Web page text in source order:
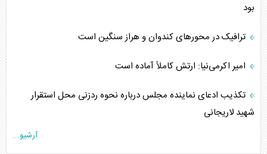
بود
ترافیک در محورهای کندوان و هراز سنگین است
امیر اکرمی‌نیا: ارتش کاملاً آماده است
تکذیب ادعای نماینده مجلس درباره نحوه ردزنی محل استقرار
شهید لاریجانی
آرشیو...